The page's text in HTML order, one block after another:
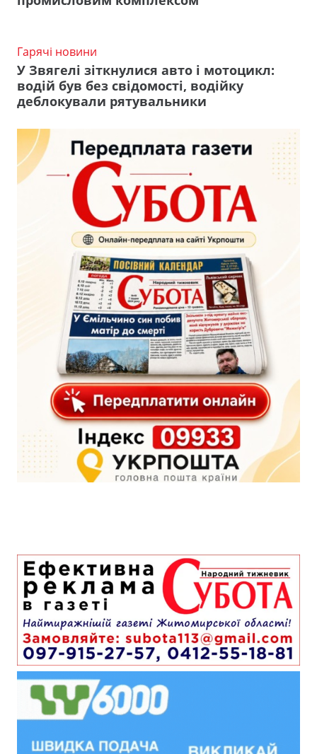
Гарячі новини
У Звягелі зіткнулися авто і мотоцикл:
водій був без свідомості, водійку
деблокували рятувальники